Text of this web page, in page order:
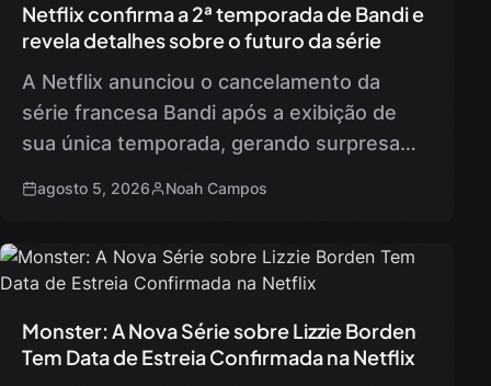
Netflix confirma a 2ª temporada de Bandi e
revela detalhes sobre o futuro da série
A Netflix anunciou o cancelamento da
série francesa Bandi após a exibição de
sua única temporada, gerando surpresa
por Éric Rochant e…
agosto 5, 2026 Noah Campos
Monster: A Nova Série sobre Lizzie Borden
Tem Data de Estreia Confirmada na Netflix